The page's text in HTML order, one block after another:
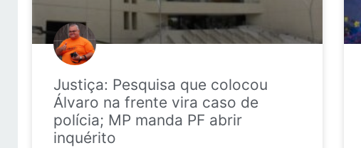
Justiça: Pesquisa que colocou
Álvaro na frente vira caso de
polícia; MP manda PF abrir
inquérito